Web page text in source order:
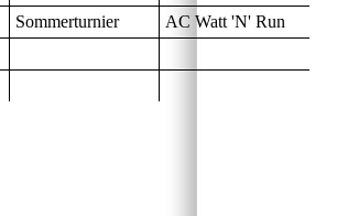
Sommerturnier AC Watt 'N' Run